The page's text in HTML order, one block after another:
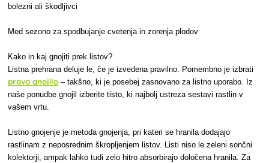
bolezni ali škodljivci
Med sezono za spodbujanje cvetenja in zorenja plodov
Kako in kaj gnojiti prek listov?
Listna prehrana deluje le, če je izvedena pravilno. Pomembno je izbrati
pravo gnojilo – takšno, ki je posebej zasnovano za listno uporabo. Iz
naše ponudbe gnojil izberite tisto, ki najbolj ustreza sestavi rastlin v
vašem vrtu.
Listno gnojenje je metoda gnojenja, pri kateri se hranila dodajajo
rastlinam z neposrednim škropljenjem listov. Listi niso le zeleni sončni
kolektorji, ampak lahko tudi zelo hitro absorbirajo določena hranila. Za